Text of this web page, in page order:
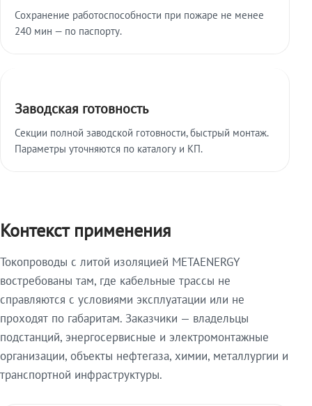
Сохранение работоспособности при пожаре не менее
240 мин — по паспорту.
Заводская готовность
Секции полной заводской готовности, быстрый монтаж.
Параметры уточняются по каталогу и КП.
Контекст применения
Токопроводы с литой изоляцией METAENERGY
востребованы там, где кабельные трассы не
справляются с условиями эксплуатации или не
проходят по габаритам. Заказчики — владельцы
подстанций, энергосервисные и электромонтажные
организации, объекты нефтегаза, химии, металлургии и
транспортной инфраструктуры.